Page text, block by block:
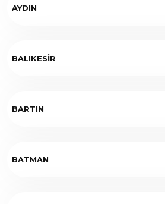
AYDIN
BALIKESİR
BARTIN
BATMAN